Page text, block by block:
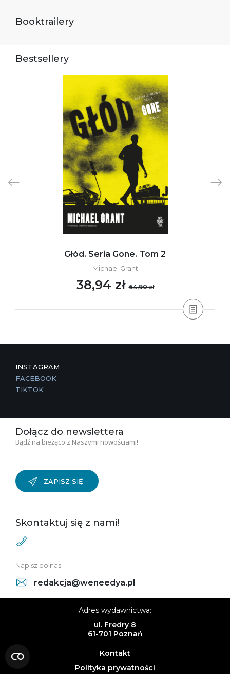
Booktrailery
Bestsellery
Głód. Seria Gone. Tom 2
Michael Grant
38,94 zł64,90 zł
INSTAGRAM
FACEBOOK
TIKTOK
Dołącz do newslettera
Bądź na bieżąco z Naszymi nowościami!
ZAPISZ SIĘ
Skontaktuj się z nami!
Napisz do nas:
redakcja@weneedya.pl
Adres wydawnictwa:
ul. Fredry 8
61-701 Poznań
Kontakt
Polityka prywatności